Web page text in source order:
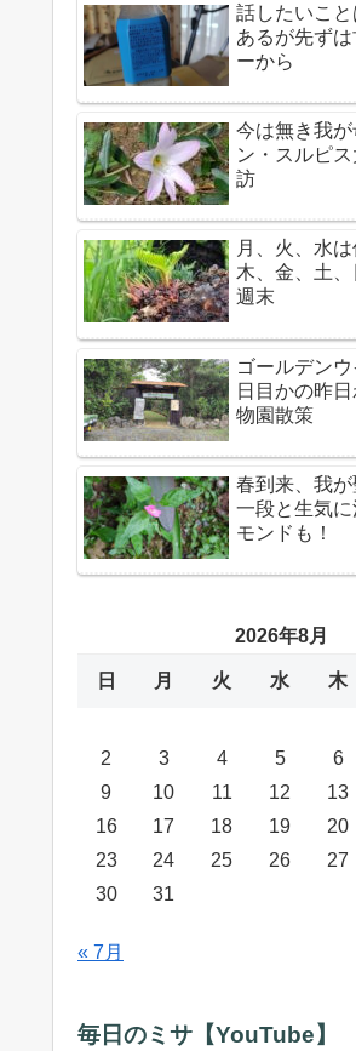
話したいこ
あるが先ず
ーから
今は無き我
ン・スルピ
訪
月、火、水は
木、金、土
週末
ゴールデン
日目かの昨
物園散策
春到来、我
一段と生気
モンドも！
2026年8月
日 月 火 水 木
2
3 4 5 6
9
10 11 12 13
16
17 18 19 20
23
24 25 26 27
30
31
« 7月
毎日のミサ【YouTube】